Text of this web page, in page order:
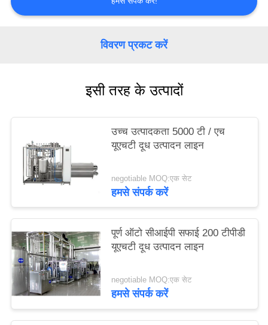
PRIVACY
POLICY
विवरण प्रकट करें
इसी तरह के उत्पादों
उच्च उत्पादकता 5000 टी / एच
यूएचटी दूध उत्पादन लाइन
negotiable MOQ:एक सेट
हमसे संपर्क करें
पूर्ण ऑटो सीआईपी सफाई 200 टीपीडी
यूएचटी दूध उत्पादन लाइन
negotiable MOQ:एक सेट
हमसे संपर्क करें